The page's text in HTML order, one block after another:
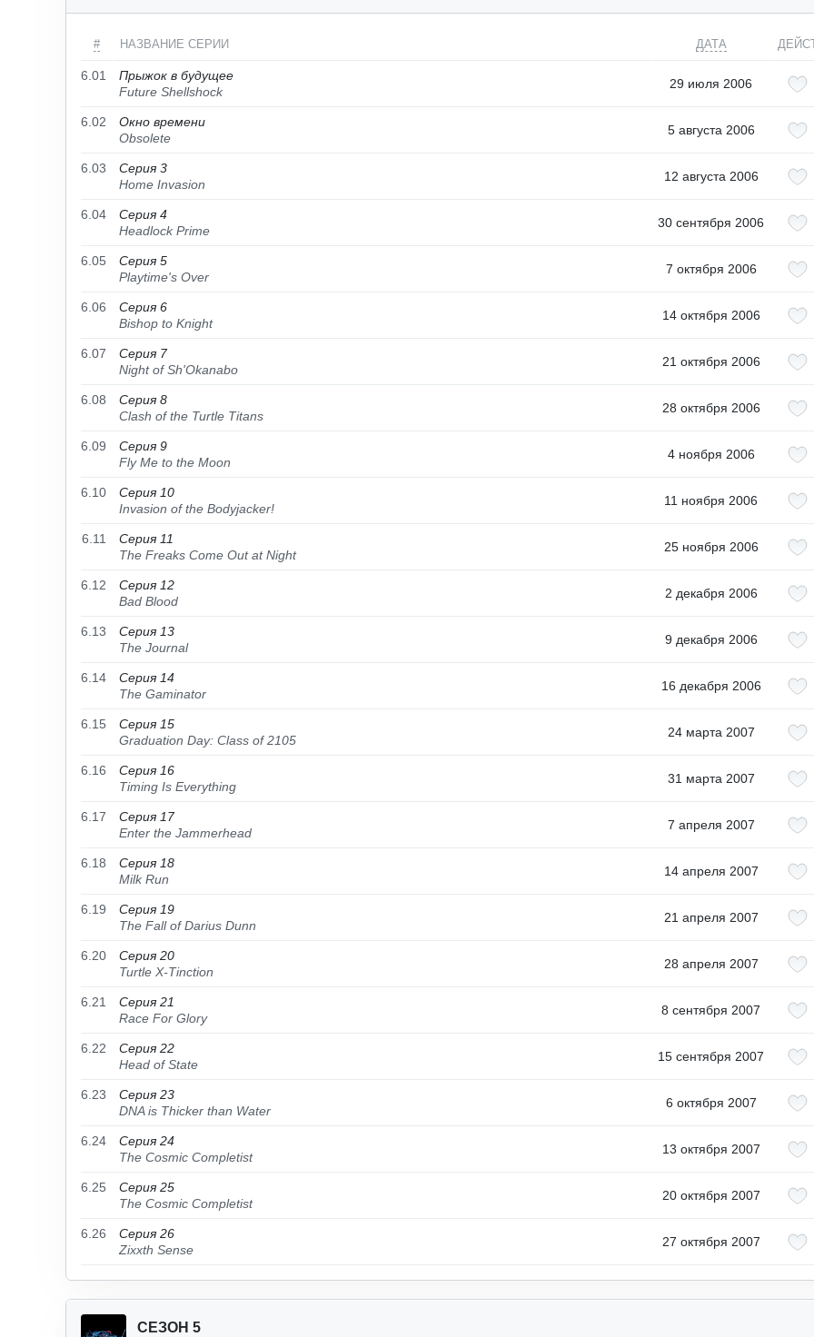
# НАЗВАНИЕ СЕРИИ ДАТА
6.01
Прыжок в будущее
Future Shellshock
29 июля 2006
6.02
Окно времени
Obsolete
5 августа 2006
6.03
Серия 3
Home Invasion
12 августа 2006
6.04
Серия 4
Headlock Prime
30 сентября 2006
6.05
Серия 5
Playtime's Over
7 октября 2006
6.06
Серия 6
Bishop to Knight
14 октября 2006
6.07
Серия 7
Night of Sh'Okanabo
21 октября 2006
6.08
Серия 8
Clash of the Turtle Titans
28 октября 2006
6.09
Серия 9
Fly Me to the Moon
4 ноября 2006
6.10
Серия 10
Invasion of the Bodyjacker!
11 ноября 2006
6.11
Серия 11
The Freaks Come Out at Night
25 ноября 2006
6.12
Серия 12
Bad Blood
2 декабря 2006
6.13
Серия 13
The Journal
9 декабря 2006
6.14
Серия 14
The Gaminator
16 декабря 2006
6.15
Серия 15
Graduation Day: Class of 2105
24 марта 2007
6.16
Серия 16
Timing Is Everything
31 марта 2007
6.17
Серия 17
Enter the Jammerhead
7 апреля 2007
6.18
Серия 18
Milk Run
14 апреля 2007
6.19
Серия 19
The Fall of Darius Dunn
21 апреля 2007
6.20
Серия 20
Turtle X-Tinction
28 апреля 2007
6.21
Серия 21
Race For Glory
8 сентября 2007
6.22
Серия 22
Head of State
15 сентября 2007
6.23
Серия 23
DNA is Thicker than Water
6 октября 2007
6.24
Серия 24
The Cosmic Completist
13 октября 2007
6.25
Серия 25
The Cosmic Completist
20 октября 2007
6.26
Серия 26
Zixxth Sense
27 октября 2007
СЕЗОН 5